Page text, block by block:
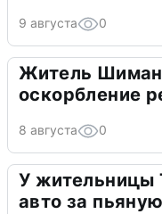
9 августа 0
Житель
оскорбление
8 августа 0
У жительницы
авто за